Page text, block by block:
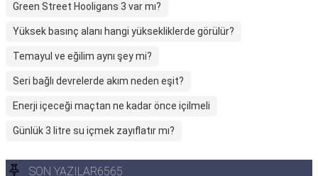
Green Street Hooligans 3 var mı?
Yüksek basınç alanı hangi yüksekliklerde görülür?
Temayul ve eğilim aynı şey mi?
Seri bağlı devrelerde akım neden eşit?
Enerji içeceği maçtan ne kadar önce içilmeli
Günlük 3 litre su içmek zayıflatır mı?
SON YAZILAR6565